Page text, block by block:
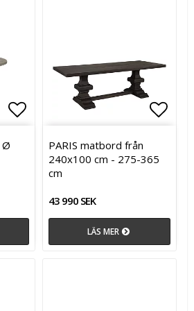
Lägg till i favoritlistan
Ø
PARIS matbord från
240x100 cm - 275-365
cm
43 990 SEK
LÄS MER